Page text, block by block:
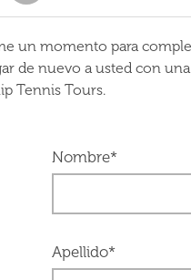
un momento para
de nuevo a usted con
Tennis Tours.
Nombre*
Apellido*